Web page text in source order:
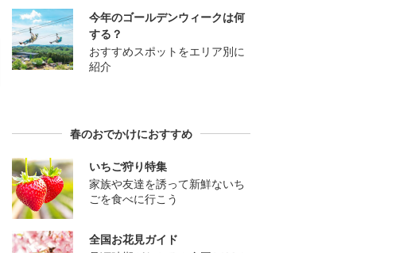
今年のゴールデンウィークは何
する？
おすすめスポットをエリア別に
紹介
春のおでかけにおすすめ
いちご狩り特集
家族や友達を誘って新鮮ないち
ごを食べに行こう
全国お花見ガイド